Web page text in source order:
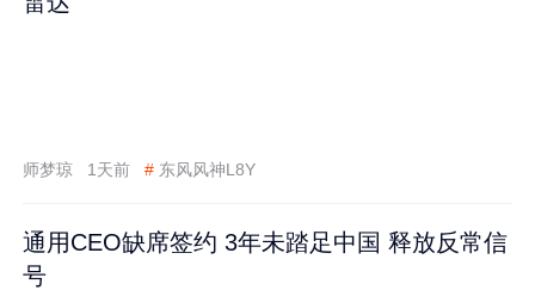
师梦琼 1天前 # 东风风神L8Y
通用CEO缺席签约 3年未踏足中国 释放反常信
号